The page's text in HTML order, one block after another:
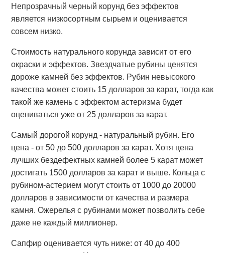
Непрозрачный черный корунд без эффектов
является низкосортным сырьем и оценивается
совсем низко.
Стоимость натурального корунда зависит от его
окраски и эффектов. Звездчатые рубины ценятся
дороже камней без эффектов. Рубин невысокого
качества может стоить 15 долларов за карат, тогда как
такой же камень с эффектом астеризма будет
оцениваться уже от 25 долларов за карат.
Самый дорогой корунд - натуральный рубин. Его
цена - от 50 до 500 долларов за карат. Хотя цена
лучших бездефектных камней более 5 карат может
достигать 1500 долларов за карат и выше. Кольца с
рубином-астерием могут стоить от 1000 до 20000
долларов в зависимости от качества и размера
камня. Ожерелья с рубинами может позволить себе
даже не каждый миллионер.
Сапфир оценивается чуть ниже: от 40 до 400